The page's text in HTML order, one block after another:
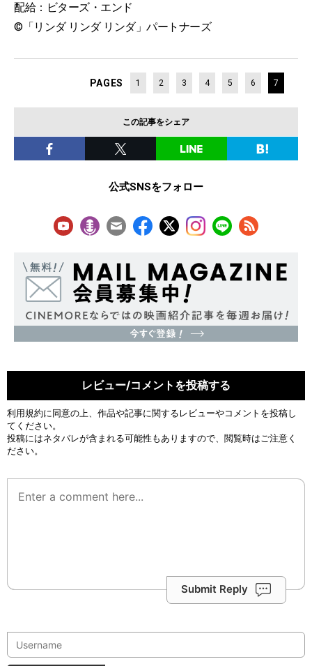
配給：ビターズ・エンド
©「リンダ リンダ リンダ」パートナーズ
PAGES 1 2 3 4 5 6 7
この記事をシェア
公式SNSをフォロー
レビュー/コメントを投稿する
利用規約に同意の上、作品や記事に関するレビューやコメントを投稿し
てください。
投稿にはネタバレが含まれる可能性もありますので、閲覧時はご注意く
ださい。
Submit Reply